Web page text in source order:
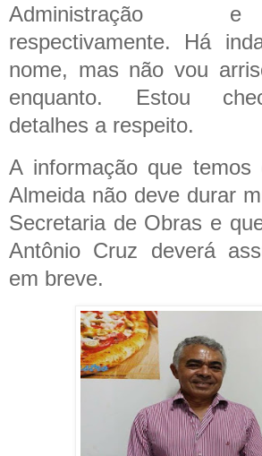
Administração
respectivamente. Há
nome, mas não vou
enquanto. Estou
detalhes a respeito.
A informação que temos
Almeida não deve durar
Secretaria de Obras e
Antônio Cruz deverá
em breve.